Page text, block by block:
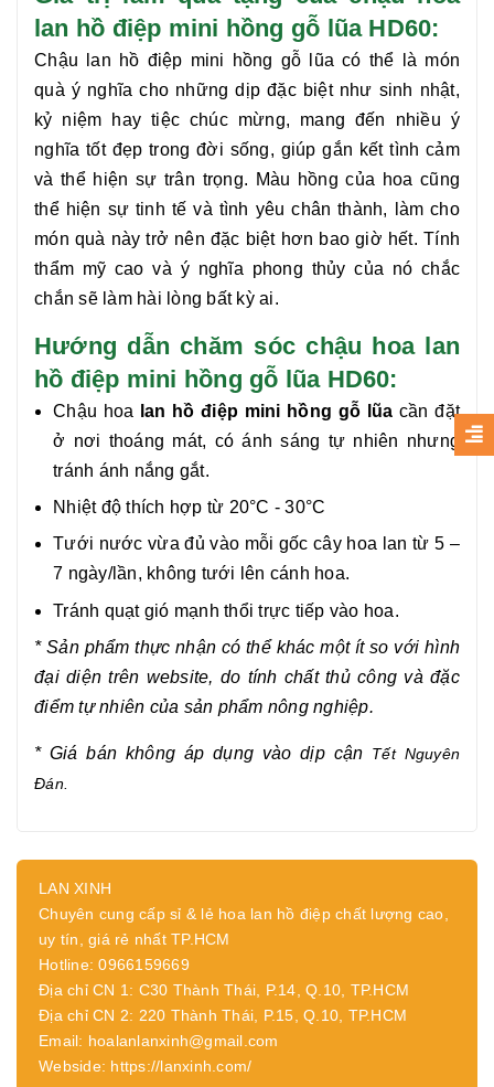
lan hồ điệp mini hồng gỗ lũa HD60:
Chậu lan hồ điệp mini hồng gỗ lũa có thể là món
quà ý nghĩa cho những dịp đặc biệt như sinh nhật,
kỷ niệm hay tiệc chúc mừng, mang đến nhiều ý
nghĩa tốt đẹp trong đời sống, giúp gắn kết tình cảm
và thể hiện sự trân trọng. Màu hồng của hoa cũng
thể hiện sự tinh tế và tình yêu chân thành, làm cho
món quà này trở nên đặc biệt hơn bao giờ hết. Tính
thẩm mỹ cao và ý nghĩa phong thủy của nó chắc
chắn sẽ làm hài lòng bất kỳ ai.
Hướng dẫn chăm sóc chậu hoa lan
hồ điệp mini hồng gỗ lũa HD60:
Chậu hoa lan hồ điệp mini hồng gỗ lũa cần đặt
ở nơi thoáng mát, có ánh sáng tự nhiên nhưng
tránh ánh nắng gắt.
Nhiệt độ thích hợp từ 20°C - 30°C
Tưới nước vừa đủ vào mỗi gốc cây hoa lan từ 5 –
7 ngày/lần, không tưới lên cánh hoa.
Tránh quạt gió mạnh thổi trực tiếp vào hoa.
* Sản phẩm thực nhận có thể khác một ít so với hình
đại diện trên website, do tính chất thủ công và đặc
điểm tự nhiên của sản phẩm nông nghiệp.
* Giá bán không áp dụng vào dịp cận Tết Nguyên
Đán.
LAN XINH
Chuyên cung cấp sỉ & lẻ hoa lan hồ điệp chất lượng cao,
uy tín, giá rẻ nhất TP.HCM
Hotline: 0966159669
Địa chỉ CN 1: C30 Thành Thái, P.14, Q.10, TP.HCM
Địa chỉ CN 2: 220 Thành Thái, P.15, Q.10, TP.HCM
Email: hoalanlanxinh@gmail.com
Webside: https://lanxinh.com/